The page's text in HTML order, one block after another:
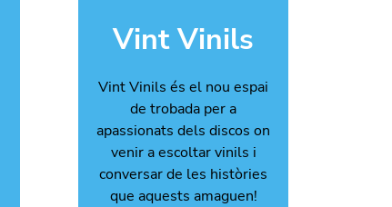
Vint Vinils
Vint Vinils és el nou espai
de trobada per a
apassionats dels discos on
venir a escoltar vinils i
conversar de les històries
que aquests amaguen!